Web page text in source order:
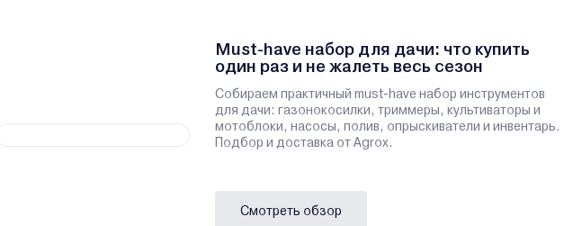
Must-have набор для дачи: что купить
один раз и не жалеть весь сезон
Собираем практичный must-have набор инструментов
для дачи: газонокосилки, триммеры, культиваторы и
мотоблоки, насосы, полив, опрыскиватели и инвентарь.
Подбор и доставка от Agrox.
Смотреть обзор